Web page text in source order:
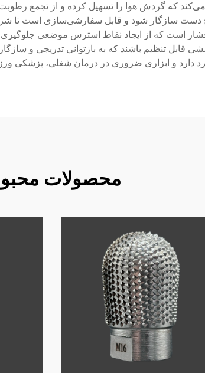
می‌کند که گردش هوا را تسهیل کرده و از تجمع
دست سازگار شود و قابل سفارشی‌سازی است تا
فشار است که از ایجاد نقاط استرس موضعی
تنظیم باشند که به بازتوانی تدریجی و
دارد و ابزاری ضروری در درمان شغلی،
محصولات